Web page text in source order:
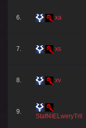
6. xa
7. xs
8. xv
9.
Staff4IELweryTrll